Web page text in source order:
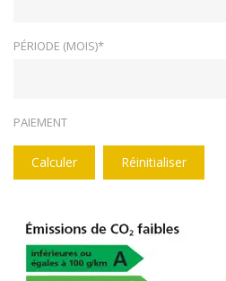
PÉRIODE (MOIS)*
PAIEMENT
Calculer Réinitialiser